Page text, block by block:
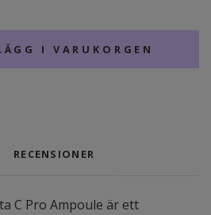
I VARUKORGEN
RECENSIONER
C Pro Ampoule är ett